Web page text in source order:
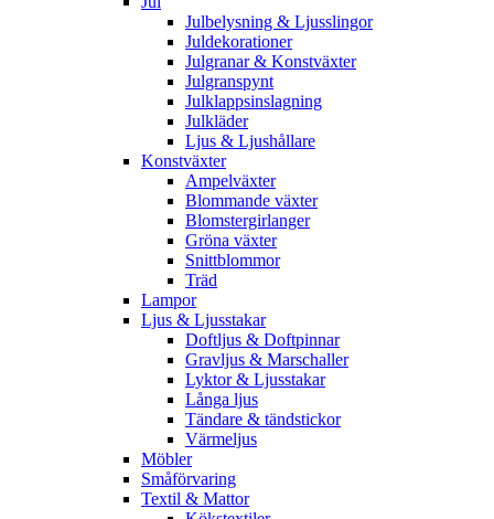
Julbelysning & Ljusslingor
Juldekorationer
Julgranar & Konstväxter
Julgranspynt
Julklappsinslagning
Julkläder
Ljus & Ljushållare
Konstväxter
Ampelväxter
Blommande växter
Blomstergirlanger
Gröna växter
Snittblommor
Träd
Lampor
Ljus & Ljusstakar
Doftljus & Doftpinnar
Gravljus & Marschaller
Lyktor & Ljusstakar
Långa ljus
Tändare & tändstickor
Värmeljus
Möbler
Småförvaring
Textil & Mattor